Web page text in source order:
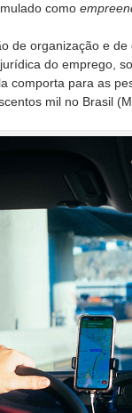
como
de organização e
do emprego,
comporta para as
mil no Brasil